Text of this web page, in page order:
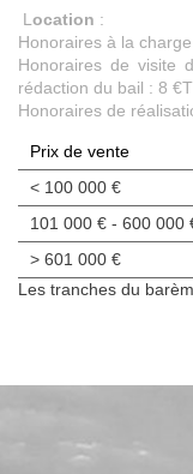
L ocation :
Honoraires à la
Honoraires de visite
rédaction du bail : 8
Honoraires de
Prix de vente
< 100 000 €
101 000 € - 600 000
> 601 000 €
Les tranches du